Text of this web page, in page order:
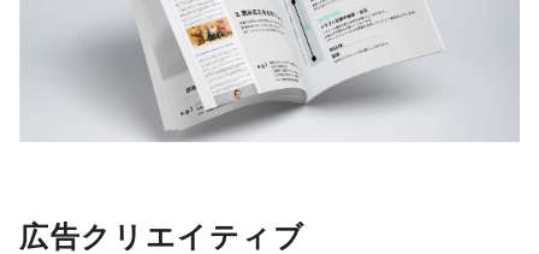
広告クリエイティブ